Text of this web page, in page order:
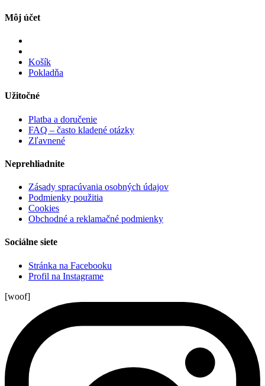
Môj účet
Košík
Pokladňa
Užitočné
Platba a doručenie
FAQ – často kladené otázky
Zľavnené
Neprehliadnite
Zásady spracúvania osobných údajov
Podmienky použitia
Cookies
Obchodné a reklamačné podmienky
Sociálne siete
Stránka na Facebooku
Profil na Instagrame
[woof]